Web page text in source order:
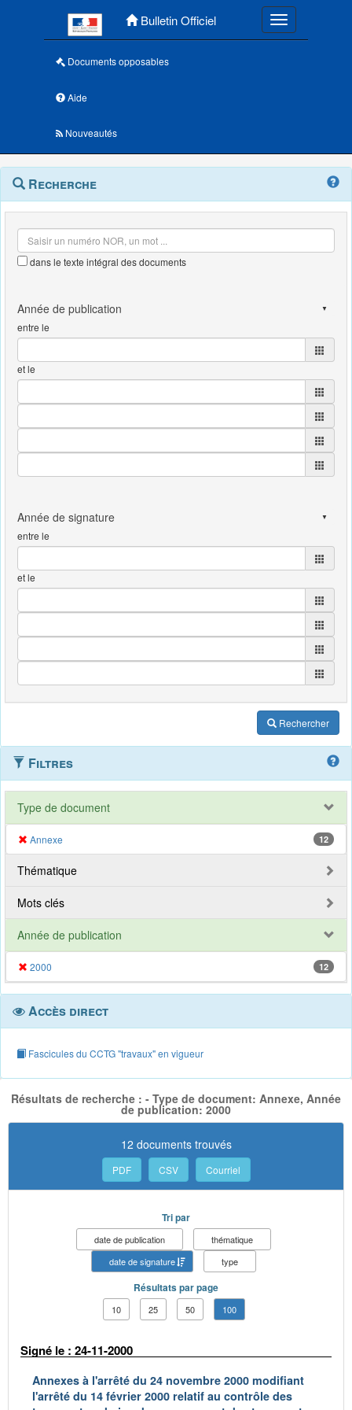
Bulletin Officiel Toggle
Documents opposables
Aide
Nouveautés
Navigation
outils
Menu
contextuel
Recherche
dans le texte intégral des documents
entre le
et le
entre le
et le
Rechercher
Filtres
Type de document
Annexe 12
Thématique
Mots clés
Année de publication
2000 12
Accès direct
Fascicules du CCTG "travaux" en vigueur
Résultats de recherche : - Type de document: Annexe, Année
de publication: 2000
12 documents trouvés
PDF CSV Courriel
Tri par
date de publication
thématique
date de signature
type
Résultats par page
10 25 50 100
Signé le : 24-11-2000
Annexes à l'arrêté du 24 novembre 2000 modifiant
l'arrêté du 14 février 2000 relatif au contrôle des